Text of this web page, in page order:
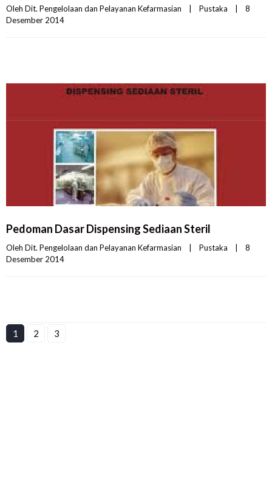
Oleh Dit. Pengelolaan dan Pelayanan Kefarmasian Pustaka
8
Desember 2014
Pedoman Dasar Dispensing Sediaan Steril
Oleh Dit. Pengelolaan dan Pelayanan Kefarmasian Pustaka
8
Desember 2014
1 2 3